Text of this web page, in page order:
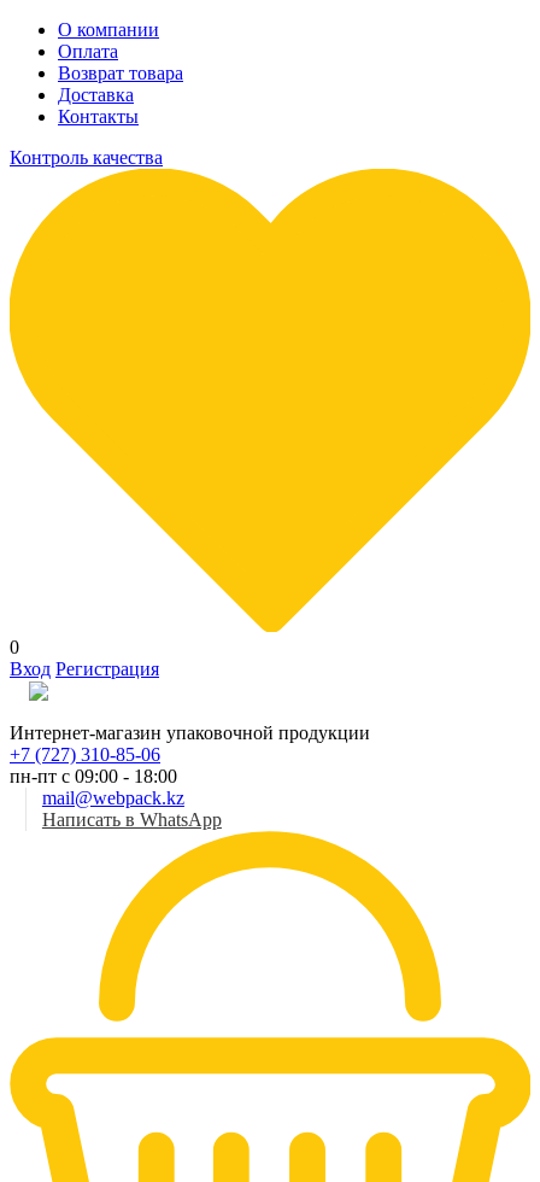
О компании
Оплата
Возврат товара
Доставка
Контакты
Контроль качества
0
Вход Регистрация
Интернет-магазин упаковочной продукции
+7 (727) 310-85-06
пн-пт с 09:00 - 18:00
mail@webpack.kz
Написать в WhatsApp